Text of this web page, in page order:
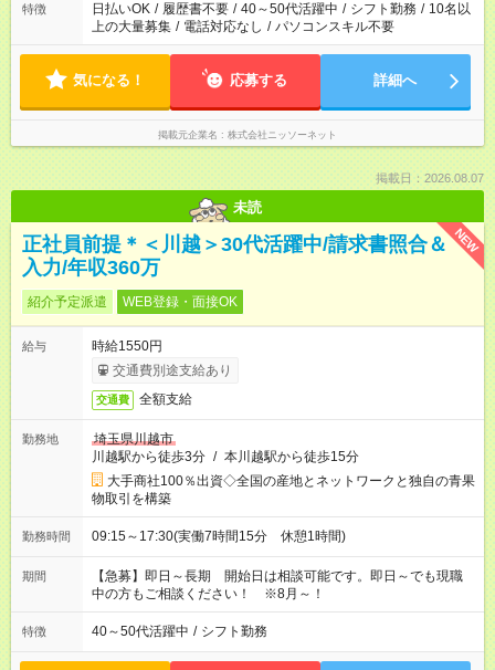
特徴 日払いOK / 履歴書不要 / 40～50代活躍中 / シフト勤務 / 10名以
上の大量募集 / 電話対応なし / パソコンスキル不要
気になる！ 応募する 詳細へ
掲載元企業名 株式会社ニッソーネット
掲載日：2026.08.07
未読
NEW
正社員前提＊＜川越＞30代活躍中/請求書照合＆
入力/年収360万
紹介予定派遣 WEB登録・面接OK
給与
時給1550円
交通費別途支給あり
交通費 全額支給
勤務地
埼玉県川越市
川越駅から徒歩3分 / 本川越駅から徒歩15分
大手商社100％出資◇全国の産地とネットワークと独自の青果
物取引を構築
勤務時間 09:15～17:30(実働7時間15分 休憩1時間)
期間
【急募】即日～長期 開始日は相談可能です。即日～でも現職
中の方もご相談ください！ ※8月～！
特徴 40～50代活躍中 / シフト勤務